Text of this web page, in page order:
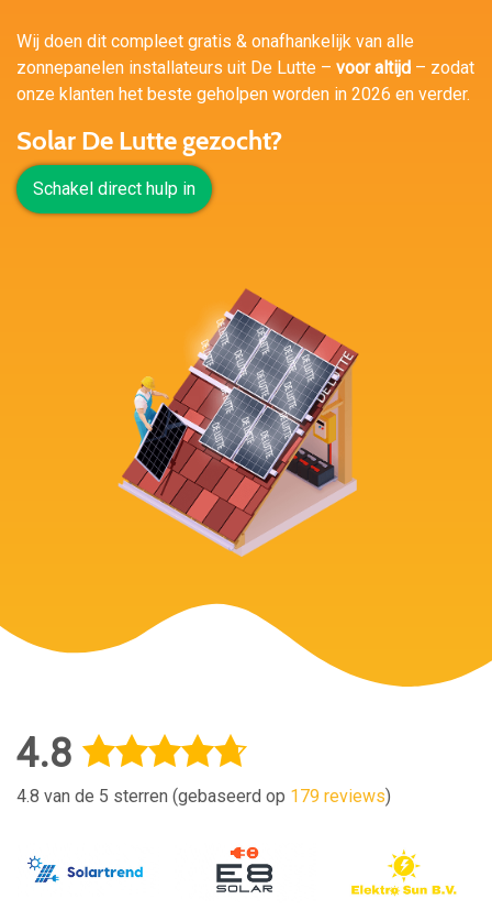
Wij doen dit compleet gratis & onafhankelijk van alle
zonnepanelen installateurs uit De Lutte – voor altijd – zodat
onze klanten het beste geholpen worden in 2026 en verder.
Solar De Lutte gezocht?
Schakel direct hulp in
4.8
4.8 van de 5 sterren (gebaseerd op 179 reviews)